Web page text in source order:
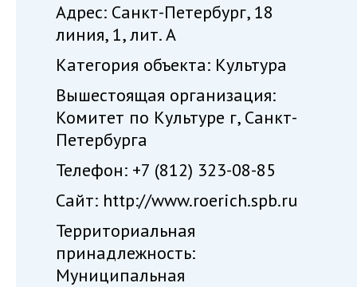
Адрес: Санкт-Петербург, 18
линия, 1, лит. А
Категория объекта: Культура
Вышестоящая организация:
Комитет по Культуре г, Санкт-
Петербурга
Телефон: +7 (812) 323-08-85
Сайт: http://www.roerich.spb.ru
Территориальная
принадлежность:
Муниципальная